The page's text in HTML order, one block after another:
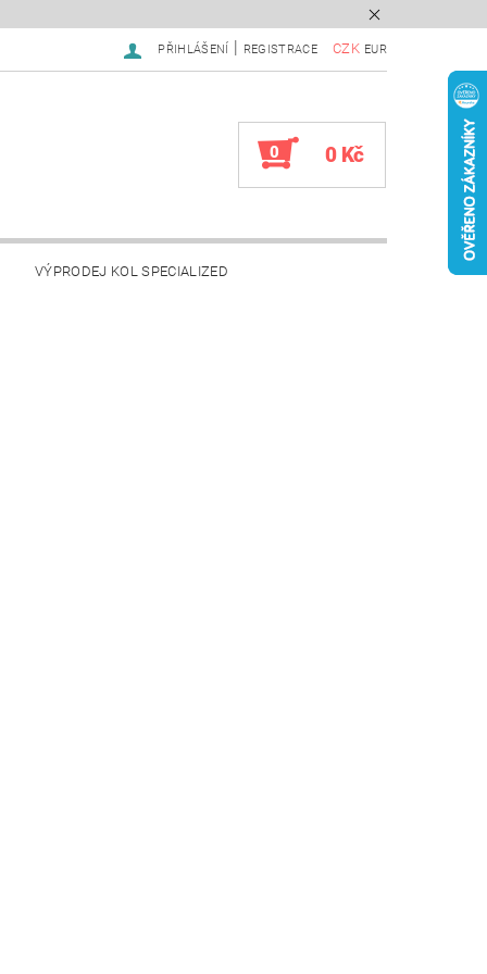
CZK EUR
PŘIHLÁŠENÍ REGISTRACE
0 0 Kč
VÝPRODEJ KOL SPECIALIZED